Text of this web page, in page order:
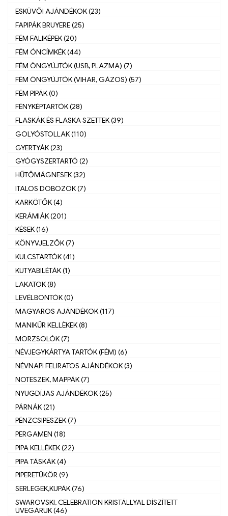
ESKÜVŐI AJÁNDÉKOK (23)
FAPIPÁK BRUYERE (25)
FÉM FALIKÉPEK (20)
FÉM ÓNCÍMKÉK (44)
FÉM ÖNGYÚJTÓK (USB, PLAZMA) (7)
FÉM ÖNGYÚJTÓK (VIHAR, GÁZOS) (57)
FÉM PIPÁK (0)
FÉNYKÉPTARTÓK (28)
FLASKÁK ÉS FLASKA SZETTEK (39)
GOLYÓSTOLLAK (110)
GYERTYÁK (23)
GYÓGYSZERTARTÓ (2)
HŰTŐMÁGNESEK (32)
ITALOS DOBOZOK (7)
KARKÖTŐK (4)
KERÁMIÁK (201)
KÉSEK (16)
KÖNYVJELZŐK (7)
KULCSTARTÓK (41)
KUTYABILÉTÁK (1)
LAKATOK (8)
LEVÉLBONTÓK (0)
MAGYAROS AJÁNDÉKOK (117)
MANIKŰR KELLÈKEK (8)
MORZSOLÓK (7)
NÉVJEGYKÁRTYA TARTÓK (FÉM) (6)
NÉVNAPI FELIRATOS AJÁNDÉKOK (3)
NOTESZEK, MAPPÁK (7)
NYUGDÍJAS AJÁNDÉKOK (25)
PÁRNÁK (21)
PÉNZCSIPESZEK (7)
PERGAMEN (18)
PIPA KELLÉKEK (22)
PIPA TÁSKÁK (4)
PIPERETÜKÖR (9)
SERLEGEK,KUPÁK (76)
SWAROVSKI, CELEBRATION KRISTÁLLYAL DÍSZÍTETT
ÜVEGÁRUK (46)